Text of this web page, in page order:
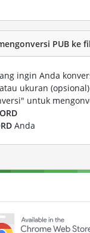
PUB ke
ingin Anda
ukuran (opsional)
untuk
Anda